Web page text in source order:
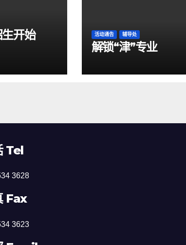
开始
活动通告 辅导处
解锁“津”专业
Tel
3628
Fax
3623